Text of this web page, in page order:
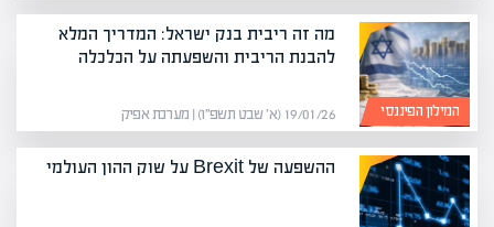
המילון הפיננסי
מה זה ריבית בנק ישראל: המדריך המלא
להבנת הריבית והשפעתה על הכלכלה
19/01/26 (א׳ שבט תשפ״ו) | מערכת אפיק
ההשפעה של Brexit על שוק ההון העולמי